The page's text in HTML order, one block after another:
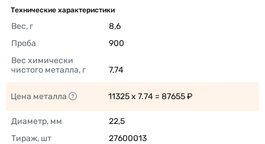
Технические характеристики
Вес, г
8,6
Проба
900
Вес химически
чистого металла, г
7,74
Цена металла 11325 x 7.74 = 87655 ₽
Диаметр, мм
22,5
Тираж, шт
27600013